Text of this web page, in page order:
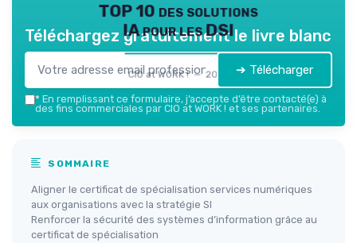
TOP 10 des solutions
IA pour les DSI
CIO at WORK ! — 2026
Téléchargez gratuitement le livre blanc
➔ Télécharger
* En remplissant ce formulaire, j’accepte d’être contacté(e) à
des fins commerciales par CIO at WORK ! et ses partenaires.
SOMMAIRE
Aligner le certificat de spécialisation services numériques
aux organisations avec la stratégie SI
Renforcer la sécurité des systèmes d’information grâce au
certificat de spécialisation